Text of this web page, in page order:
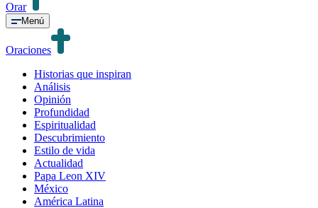
Orar
Menú
Oraciones
Historias que inspiran
Análisis
Opinión
Profundidad
Espiritualidad
Descubrimiento
Estilo de vida
Actualidad
Papa Leon XIV
México
América Latina